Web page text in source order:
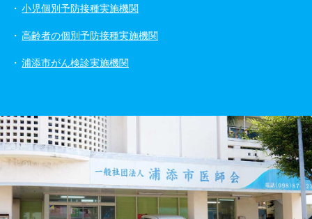
小児個別予防接種実施機関
高齢者の個別予防接種実施機関
浦添市がん検診実施機関